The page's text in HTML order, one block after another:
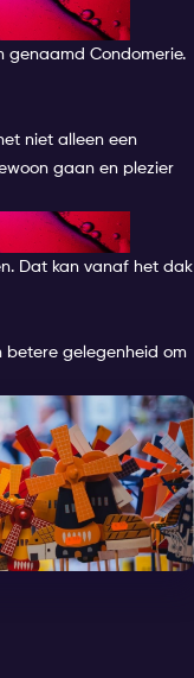
genaamd Condomerie.
niet alleen een
gaan en plezier
Dat kan vanaf het dak
betere gelegenheid om